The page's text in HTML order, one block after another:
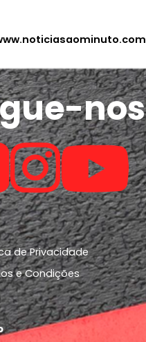
nos
de Privacidade
e Condições